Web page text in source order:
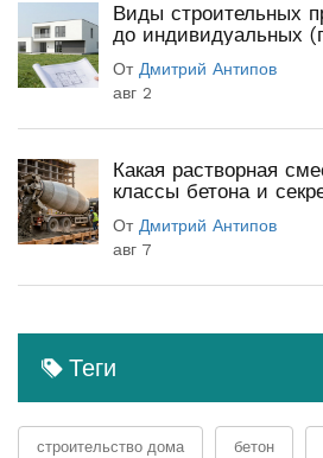
Виды строительных
до индивидуальных
От Дмитрий Антипов
авг 2
Какая растворная
классы бетона и
От Дмитрий Антипов
авг 7
Теги
строительство дома бетон